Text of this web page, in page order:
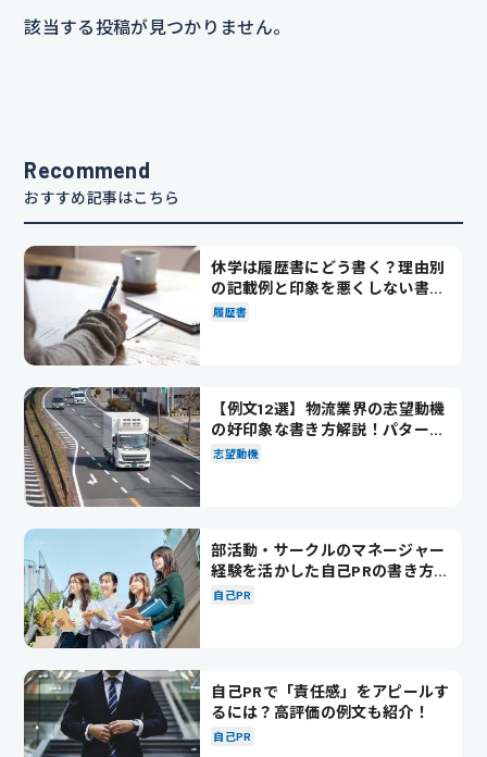
該当する投稿が見つかりません。
Recommend
おすすめ記事はこちら
休学は履歴書にどう書く？理由別
の記載例と印象を悪くしない書き
方を解説
履歴書
【例文12選】物流業界の志望動機
の好印象な書き方解説！パターン
別の例文も紹介
志望動機
部活動・サークルのマネージャー
経験を活かした自己PRの書き方を
徹底解説！
自己PR
自己PRで「責任感」をアピールす
るには？高評価の例文も紹介！
自己PR